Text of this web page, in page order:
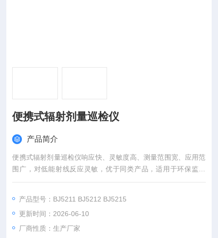
便携式辐射剂量巡检仪
产品简介
便携式辐射剂量巡检仪响应快、灵敏度高、测量范围宽、应用范
围广，对低能射线反应灵敏，优于同类产品，适用于环保监测
（核安全）、放射卫生监测（疾控、核医学）、国土安全监测
生化、核应急）、实验室以及核技术应用等场合。
产品型号：BJ5211 BJ5212 BJ5215
更新时间：2026-06-10
厂商性质：生产厂家